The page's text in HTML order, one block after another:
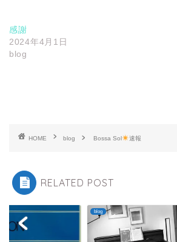
感謝
2024年4月1日
blog
HOME blog Bossa Sol 速報
RELATED POST
blog